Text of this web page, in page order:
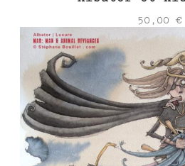
50,00 €